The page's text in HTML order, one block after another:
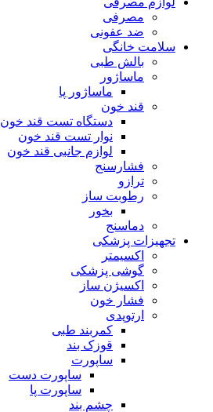
مصرفی
ضد عفونی
سلامت خانگی
بالش طبی
ماساژور
ماساژور پا
قند خون
دستگاه تست قند خون
نوار تست قند خون
لوازم جانبی قند خون
فشارسنج
ترازو
رطوبت ساز
بخور
دماسنج
تجهیزات پزشکی
اکسیمتر
گوشی پزشکی
اکسیژن ساز
فشار خون
ارتوپدی
کمربند طبی
قوزک بند
ساپورت
ساپورت دست
ساپورت پا
چشم بند